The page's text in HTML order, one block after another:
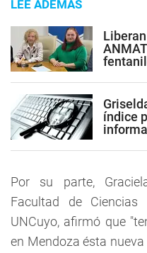
LEE ADEMÁS
índice
Por su parte,
Facultad de
UNCuyo, afirmó que
en Mendoza ésta